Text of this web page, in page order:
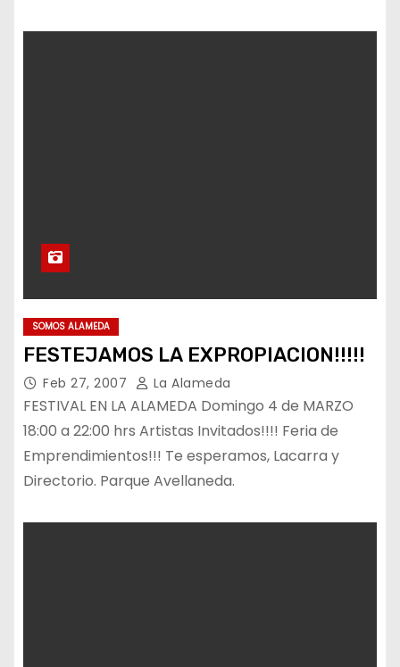
SOMOS ALAMEDA
FESTEJAMOS LA EXPROPIACION!!!!!
Feb 27, 2007 La Alameda
FESTIVAL EN LA ALAMEDA Domingo 4 de MARZO
18:00 a 22:00 hrs Artistas Invitados!!!! Feria de
Emprendimientos!!! Te esperamos, Lacarra y
Directorio. Parque Avellaneda.